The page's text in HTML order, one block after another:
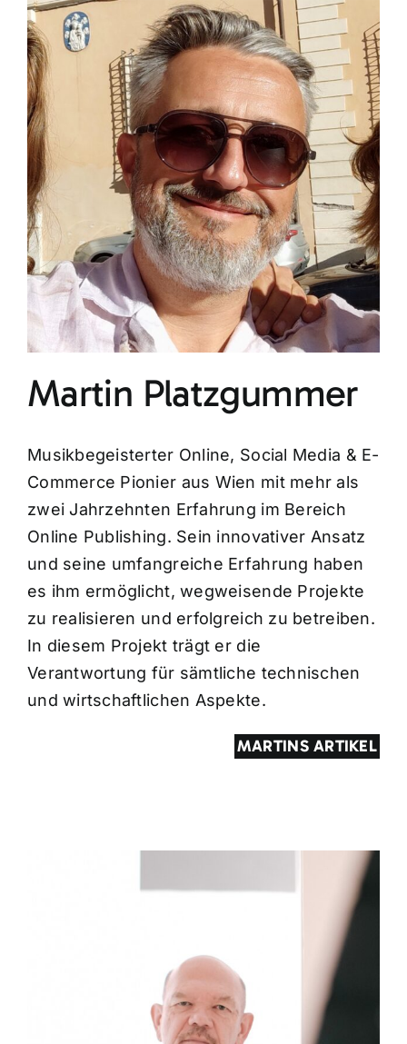
Martin Platzgummer
Musikbegeisterter Online, Social Media & E-
Commerce Pionier aus Wien mit mehr als
zwei Jahrzehnten Erfahrung im Bereich
Online Publishing. Sein innovativer Ansatz
und seine umfangreiche Erfahrung haben
es ihm ermöglicht, wegweisende Projekte
zu realisieren und erfolgreich zu betreiben.
In diesem Projekt trägt er die
Verantwortung für sämtliche technischen
und wirtschaftlichen Aspekte.
MARTINS ARTIKEL